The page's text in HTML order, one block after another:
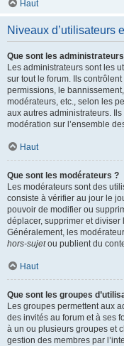
Haut
Niveaux d’utilisateurs
Que sont les
Les administrateurs sont les
sur tout le forum. Ils
permissions, le
modérateurs, etc., selon les
aux autres administrateurs.
modération sur l’ensemble
Haut
Que sont les modérateurs ?
Les modérateurs sont des
consiste à vérifier au jour le
pouvoir de modifier ou
déplacer, supprimer et diviser
Généralement, les
hors-sujetou publient du
Haut
Que sont les groupes
Les groupes permettent aux
des invités au forum et à ses
à un ou plusieurs groupes et
gestion des membres par